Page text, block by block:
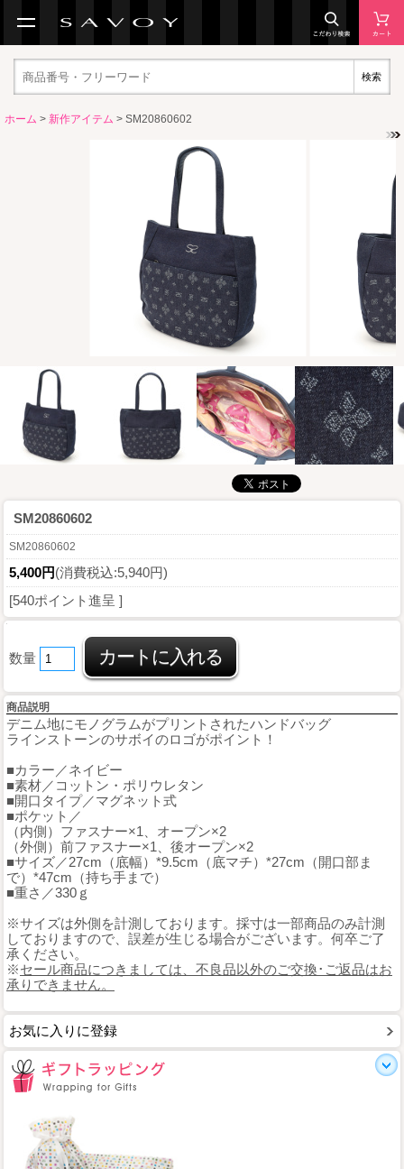
検索
ホーム > 新作アイテム > SM20860602
SM20860602
SM20860602
5,400円(消費税込:5,940円)
[540ポイント進呈 ]
数量
商品説明
デニム地にモノグラムがプリントされたハンドバッグ
ラインストーンのサボイのロゴがポイント！
■カラー／ネイビー
■素材／コットン・ポリウレタン
■開口タイプ／マグネット式
■ポケット／
（内側）ファスナー×1、オープン×2
（外側）前ファスナー×1、後オープン×2
■サイズ／27cm（底幅）*9.5cm（底マチ）*27cm（開口部ま
で）*47cm（持ち手まで）
■重さ／330ｇ
※サイズは外側を計測しております。採寸は一部商品のみ計測
しておりますので、誤差が生じる場合がございます。何卒ご了
承ください。
※セール商品につきましては、不良品以外のご交換･ご返品はお
承りできません。
お気に入りに登録